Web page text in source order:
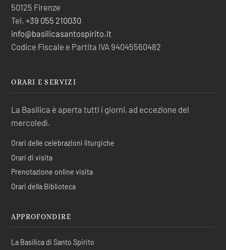
50125 Firenze
Tel.+39 055 210030
info@basilicasantospirito.it
Codice Fiscale e Partita IVA 94045560482
ORARI E SERVIZI
La Basilica è aperta tutti i giorni, ad eccezione del
mercoledì.
Orari delle celebrazioni liturgiche
Orari di visita
Prenotazione online visita
Orari della Biblioteca
APPROFONDIRE
La Basilica di Santo Spirito